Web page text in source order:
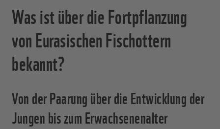
Was ist über die Fortpflanzung
von Eurasischen Fischottern
bekannt?
Von der Paarung über die Entwicklung der
Jungen bis zum Erwachsenenalter